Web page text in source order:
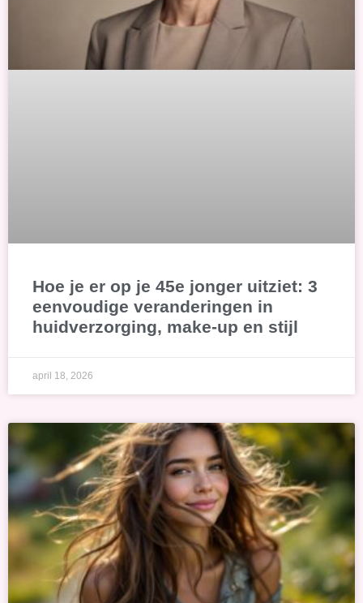
Hoe je er op je 45e jonger uitziet: 3
eenvoudige veranderingen in
huidverzorging, make-up en stijl
april 18, 2026